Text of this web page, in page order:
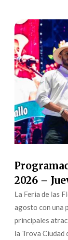
2026 –
La Feria de las
agosto con una
principales
la Trova Ciudad